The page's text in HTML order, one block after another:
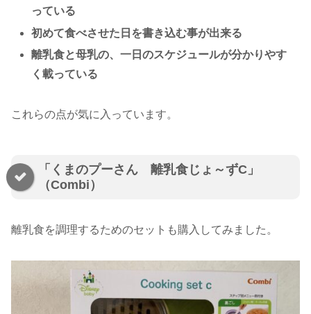
っている
初めて食べさせた日を書き込む事が出来る
離乳食と母乳の、一日のスケジュールが分かりやす
く載っている
これらの点が気に入っています。
「くまのプーさん 離乳食じょ～ずC」
（Combi）
離乳食を調理するためのセットも購入してみました。